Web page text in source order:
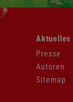
Navigation
überspringen
Aktuelles
Presse
Autoren
Sitemap